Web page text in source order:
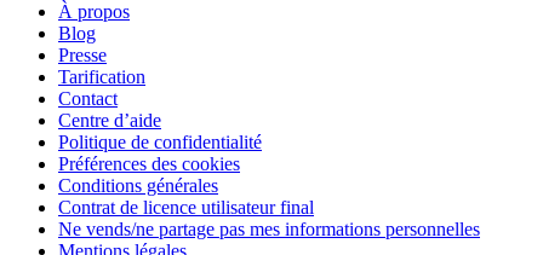
À propos
Blog
Presse
Tarification
Contact
Centre d’aide
Politique de confidentialité
Préférences des cookies
Conditions générales
Contrat de licence utilisateur final
Ne vends/ne partage pas mes informations personnelles